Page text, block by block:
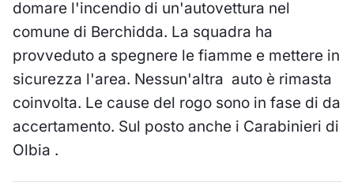
domare l'incendio di un'autovettura nel
comune di Berchidda. La squadra ha
provveduto a spegnere le fiamme e mettere in
sicurezza l'area. Nessun'altra auto è rimasta
coinvolta. Le cause del rogo sono in fase di da
accertamento. Sul posto anche i Carabinieri di
Olbia .